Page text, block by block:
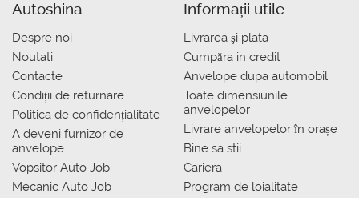
Autoshina
Despre noi
Noutati
Contacte
Condiții de returnare
Politica de confidențialitate
A deveni furnizor de
anvelope
Vopsitor Auto Job
Mecanic Auto Job
Informații utile
Livrarea şi plata
Сumpăra in credit
Anvelope dupa automobil
Toate dimensiunile
anvelopelor
Livrare anvelopelor în orașe
Bine sa stii
Cariera
Program de loialitate